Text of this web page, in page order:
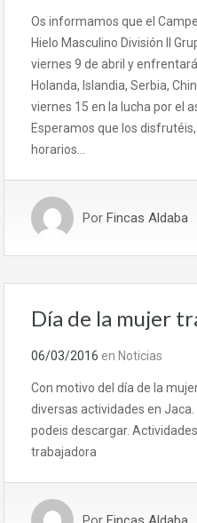
Os informamos que el
Hielo Masculino División II
viernes 9 de abril y
Holanda, Islandia, Serbia,
viernes 15 en la lucha por el
Esperamos que los
horarios…
Por Fincas Aldaba
Día de la mujer
06/03/2016 en Noticias
Con motivo del día de la
diversas actividades en
podeis descargar.
trabajadora